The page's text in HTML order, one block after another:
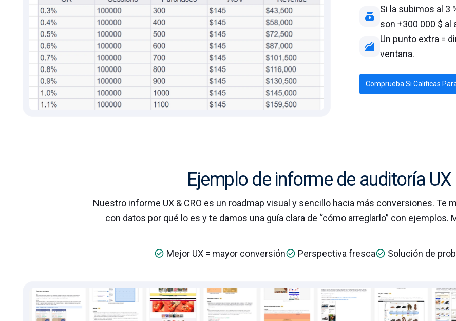
Si la subimos al 3
son +300 000 $ al
Un punto extra =
ventana.
Comprueba Si Calificas
Ejemplo de informe de auditoría UX
Nuestro informe UX & CRO es un roadmap visual y sencillo hacia más conversiones. Te
con datos por qué lo es y te damos una guía clara de “cómo arreglarlo” con ejemplos.
Mejor UX = mayor conversión Perspectiva fresca Solución de